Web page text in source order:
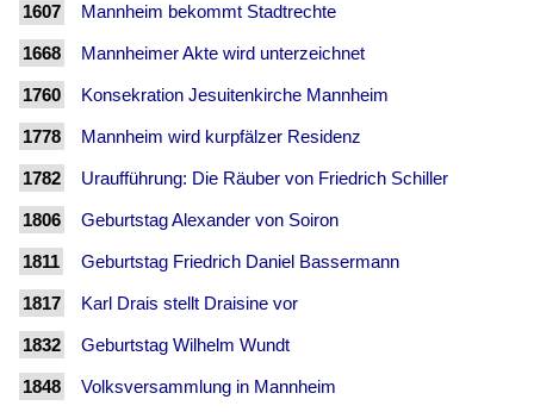
1607 Mannheim bekommt Stadtrechte
1668 Mannheimer Akte wird unterzeichnet
1760 Konsekration Jesuitenkirche Mannheim
1778 Mannheim wird kurpfälzer Residenz
1782 Uraufführung: Die Räuber von Friedrich Schiller
1806 Geburtstag Alexander von Soiron
1811 Geburtstag Friedrich Daniel Bassermann
1817 Karl Drais stellt Draisine vor
1832 Geburtstag Wilhelm Wundt
1848 Volksversammlung in Mannheim